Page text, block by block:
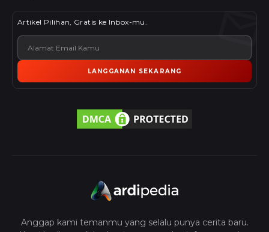
Artikel Pilihan, Gratis ke Inbox-mu.
LANGGANAN SEKARANG
Anggap kami temanmu yang selalu punya cerita baru.